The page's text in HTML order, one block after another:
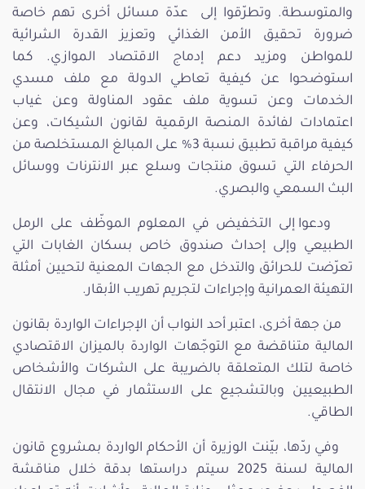
والمتوسطة. وتطرّقوا إلى عدّة مسائل أخرى تهم خاصة
ضرورة تحقيق الأمن الغذائي وتعزيز القدرة الشرائية
للمواطن ومزيد دعم إدماج الاقتصاد الموازي. كما
استوضحوا عن كيفية تعاطي الدولة مع ملف مسدي
الخدمات وعن تسوية ملف عقود المناولة وعن غياب
اعتمادات لفائدة المنصة الرقمية لقانون الشيكات، وعن
كيفية مراقبة تطبيق نسبة 3% على المبالغ المستخلصة من
الحرفاء التي تسوق منتجات وسلع عبر الانترنات ووسائل
البث السمعي والبصري.
ودعوا إلى التخفيض في المعلوم الموظّف على الرمل
الطبيعي وإلى إحداث صندوق خاص بسكان الغابات التي
تعرّضت للحرائق والتدخل مع الجهات المعنية لتحيين أمثلة
التهيئة العمرانية وإجراءات لتجريم تهريب الأبقار.
من جهة أخرى، اعتبر أحد النواب أن الإجراءات الواردة بقانون
المالية متناقضة مع التوجّهات الواردة بالميزان الاقتصادي
خاصة لتلك المتعلقة بالضريبة على الشركات والأشخاص
الطبيعيين وبالتشجيع على الاستثمار في مجال الانتقال
الطاقي.
وفي ردّها، بيّنت الوزيرة أن الأحكام الواردة بمشروع قانون
المالية لسنة 2025 سيتم دراستها بدقة خلال مناقشة